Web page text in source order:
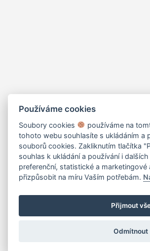
Používáme cookies
Soubory cookies
používáme na
tohoto webu souhlasíte s ukládáním a
souborů cookies. Zakliknutím tlačítka
souhlas k ukládání a používání i
preferenční, statistické a
přizpůsobit na míru Vaším potřebám.
Přijmout
Odmítnout